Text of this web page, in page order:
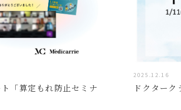
「算定もれ防止セミナ
2025.12.16
ドクター